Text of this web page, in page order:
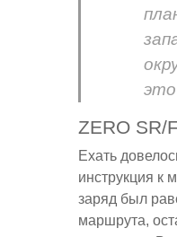
ZERO
Ехать
инструкция к
заряд был
маршрута,